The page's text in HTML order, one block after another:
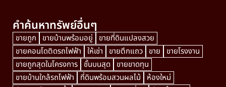
คำค้นหาทรัพย์อื่นๆ
ขายถูก ขายบ้านพร้อมอยู่
ขายที่ดินแปลงสวย
ขายคอนโดติดรถไฟฟ้า ให้เช่า ขายตึกแถว ขาย
ขายโรงงาน
ขายถูกสุดในโครงการ ชั้นบนสุด
ขายขาดทุน
ขายบ้านใกล้รถไฟฟ้า
ที่ดินพร้อมสวนผลไม้
ห้องใหม่